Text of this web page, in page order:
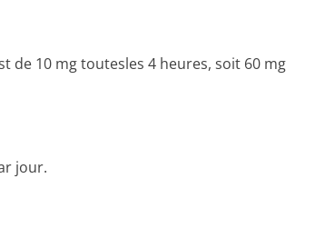
de 10 mg toutesles 4 heures, soit 60 mg
jour.